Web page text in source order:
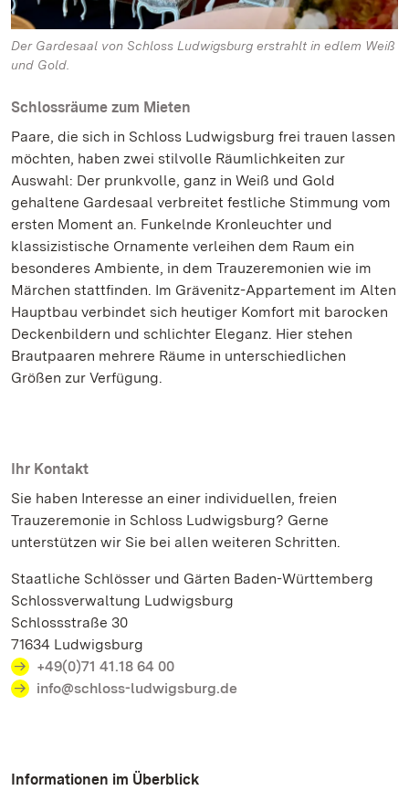
Der Gardesaal von Schloss Ludwigsburg erstrahlt in edlem Weiß
und Gold.
Schlossräume zum Mieten
Paare, die sich in Schloss Ludwigsburg frei trauen lassen
möchten, haben zwei stilvolle Räumlichkeiten zur
Auswahl: Der prunkvolle, ganz in Weiß und Gold
gehaltene Gardesaal verbreitet festliche Stimmung vom
ersten Moment an. Funkelnde Kronleuchter und
klassizistische Ornamente verleihen dem Raum ein
besonderes Ambiente, in dem Trauzeremonien wie im
Märchen stattfinden. Im Grävenitz-Appartement im Alten
Hauptbau verbindet sich heutiger Komfort mit barocken
Deckenbildern und schlichter Eleganz. Hier stehen
Brautpaaren mehrere Räume in unterschiedlichen
Größen zur Verfügung.
Ihr Kontakt
Sie haben Interesse an einer individuellen, freien
Trauzeremonie in Schloss Ludwigsburg? Gerne
unterstützen wir Sie bei allen weiteren Schritten.
Staatliche Schlösser und Gärten Baden-Württemberg
Schlossverwaltung Ludwigsburg
Schlossstraße 30
71634 Ludwigsburg
+49(0)71 41.18 64 00
info@schloss-ludwigsburg.de
Informationen im Überblick